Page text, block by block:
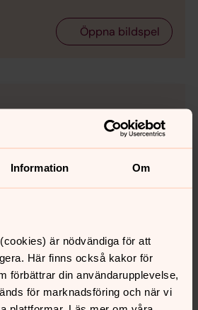
Information Om
är nödvändiga för att
Här finns också kakor för
förbättrar din användarupplevelse,
för marknadsföring och när vi
Öppna bildspel
vigsel eller begravning i Gävle
du hyra lokalen.